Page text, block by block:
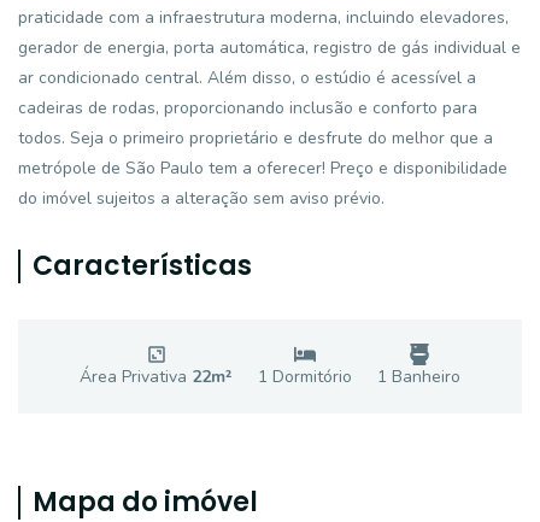
praticidade com a infraestrutura moderna, incluindo elevadores,
gerador de energia, porta automática, registro de gás individual e
ar condicionado central. Além disso, o estúdio é acessível a
cadeiras de rodas, proporcionando inclusão e conforto para
todos. Seja o primeiro proprietário e desfrute do melhor que a
metrópole de São Paulo tem a oferecer! Preço e disponibilidade
do imóvel sujeitos a alteração sem aviso prévio.
Características
Área Privativa 22m² 1 Dormitório 1 Banheiro
Mapa do imóvel